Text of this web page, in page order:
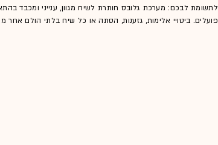
לתשומת לבכם: מערכת גלובס חותרת לשיח מגוון, ענייני ומכבד
פועלים. ביטויי אלימות, גזענות, הסתה או כל שיח בלתי הולם אחר